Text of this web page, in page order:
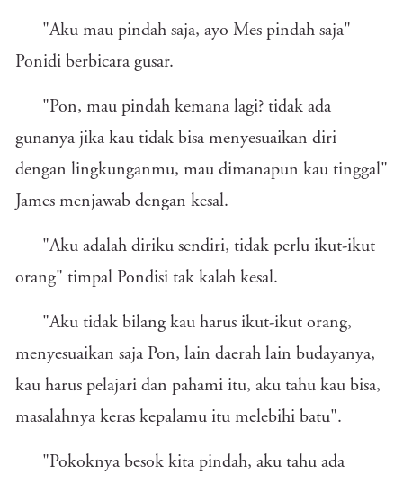
"Aku mau pindah saja, ayo Mes pindah saja"
Ponidi berbicara gusar.
"Pon, mau pindah kemana lagi? tidak ada
gunanya jika kau tidak bisa menyesuaikan diri
dengan lingkunganmu, mau dimanapun kau tinggal"
James menjawab dengan kesal.
"Aku adalah diriku sendiri, tidak perlu ikut-ikut
orang" timpal Pondisi tak kalah kesal.
"Aku tidak bilang kau harus ikut-ikut orang,
menyesuaikan saja Pon, lain daerah lain budayanya,
kau harus pelajari dan pahami itu, aku tahu kau bisa,
masalahnya keras kepalamu itu melebihi batu".
"Pokoknya besok kita pindah, aku tahu ada